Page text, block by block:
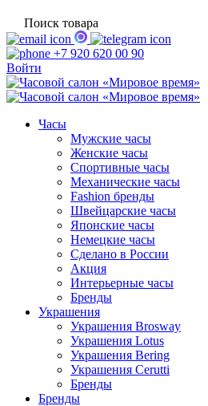
Поиск товара
+7 920 620 00 90
Войти
Часы
Мужские часы
Женские часы
Спортивные часы
Механические часы
Fashion бренды
Швейцарские часы
Японские часы
Немецкие часы
Сделано в России
Акция
Интерьерные часы
Бренды
Украшения
Украшения Brosway
Украшения Lotus
Украшения Bering
Украшения Cerutti
Бренды
Бренды